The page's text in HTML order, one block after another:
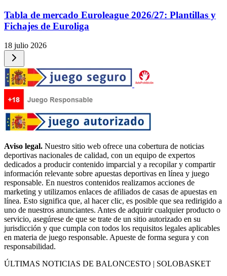
Tabla de mercado Euroleague 2026/27: Plantillas y
Fichajes de Euroliga
18 julio 2026
Aviso legal. Nuestro sitio web ofrece una cobertura de noticias
deportivas nacionales de calidad, con un equipo de expertos
dedicados a producir contenido imparcial y a recopilar y compartir
información relevante sobre apuestas deportivas en línea y juego
responsable. En nuestros contenidos realizamos acciones de
marketing y utilizamos enlaces de afiliados de casas de apuestas en
línea. Esto significa que, al hacer clic, es posible que sea redirigido a
uno de nuestros anunciantes. Antes de adquirir cualquier producto o
servicio, asegúrese de que se trate de un sitio autorizado en su
jurisdicción y que cumpla con todos los requisitos legales aplicables
en materia de juego responsable. Apueste de forma segura y con
responsabilidad.
ÚLTIMAS NOTICIAS DE BALONCESTO | SOLOBASKET